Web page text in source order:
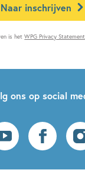
Naar inschrijven
is hetWPG Privacy Statement
ons op social